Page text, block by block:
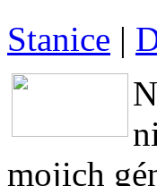
Stanice |
mojich